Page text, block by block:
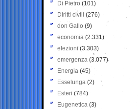
Di Pietro (101)
Diritti civili (276)
don Gallo (9)
economia (2.331)
elezioni (3.303)
emergenza (3.077)
Energia (45)
Esselunga (2)
Esteri (784)
Eugenetica (3)